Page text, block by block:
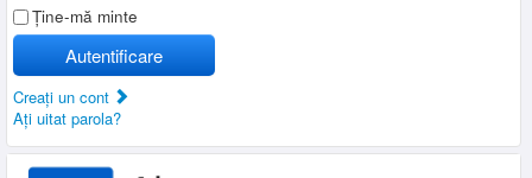
Ţine-mă minte
Autentificare
Creaţi un cont
Aţi uitat parola?